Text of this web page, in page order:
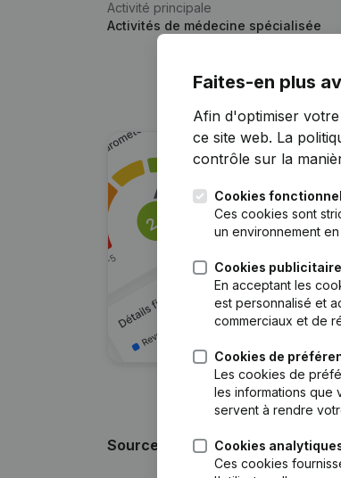
Activité principale
Activités de médecine spécialisée
Sources
Faites-en plus
Afin d'optimiser
ce site web. La
contrôle sur la
Cookies
Ces cookies sont
un environnement en
Cookies
En acceptant les
est personnalisé et
commerciaux et de
Cookies de
Les cookies de
les informations que
servent à rendre
Cookies
Ces cookies